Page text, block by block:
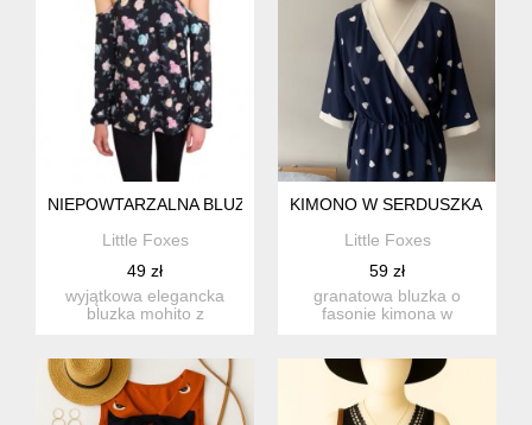
NIEPOWTARZALNA BLUZKA FLORAL
Little Foxes
49 zł
wyjątkowa elegancka
bluzka mohito z
KIMONO W SERDUSZKA -
Little Foxes
59 zł
granatowa bluzka o
fasonie kimona w